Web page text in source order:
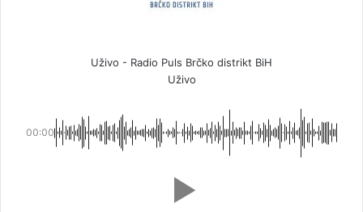
Uživo - Radio Puls Brčko distrikt BiH
Uživo
00:00